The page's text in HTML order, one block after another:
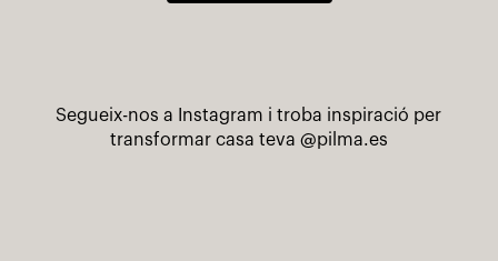
Segueix-nos a Instagram i troba inspiració per
transformar casa teva @pilma.es